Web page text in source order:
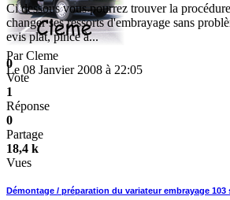
ParCleme
Le 08 Janvier 2008 à 22:05
Ci dessous vous pourrez trouver la
changer ses ressorts d'embrayage sans
evis plat, pince à...
0
Vote
1
Réponse
0
Partage
18,4 k
Vues
Démontage / préparation du variateur embrayage 103